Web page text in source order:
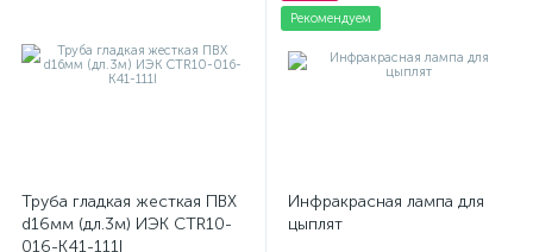
Труба гладкая жесткая ПВХ
d16мм (дл.3м) ИЭК CTR10-
016-K41-111I
Рекомендуем
Инфракрасная лампа для
цыплят